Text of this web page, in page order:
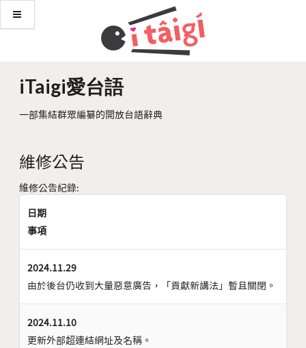
iTaigi愛台語
一部集結群眾編纂的開放台語辭典
維修公告
維修公告紀錄:
日期
事項
2024.11.29
由於後台仍收到大量惡意廣告，「貢獻新講法」暫且關閉。
2024.11.10
更新外部超連結網址及名稱。